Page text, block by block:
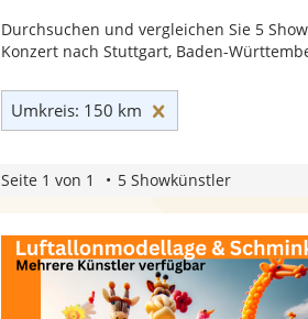
Durchsuchen und vergleichen Sie 5
Konzert nach Stuttgart, Baden-
Umkreis: 150 km
Seite 1 von 1 5 Showkünstler